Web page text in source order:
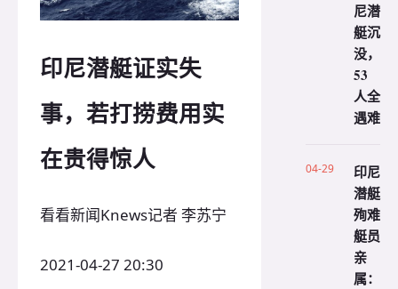
印尼潜艇证实失
事，若打捞费用实
在贵得惊人
看看新闻Knews记者 李苏宁
2021-04-27 20:30
尼潜
艇沉
没，
53
人全
遇难
04-29
印尼
潜艇
殉难
艇员
亲
属：